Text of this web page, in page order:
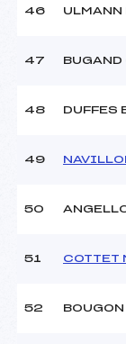
46 ULMANN
47
48 DUFFES
49
50
51 COTTET
52